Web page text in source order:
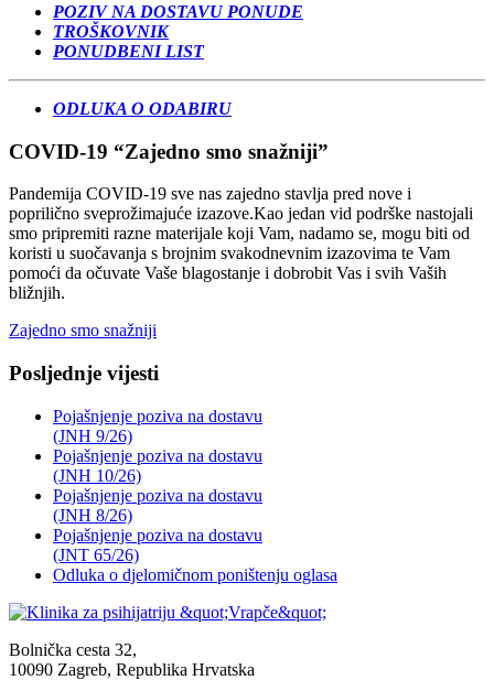
POZIV NA DOSTAVU PONUDE
TROŠKOVNIK
PONUDBENI LIST
ODLUKA O ODABIRU
COVID-19 “Zajedno smo snažniji”
Pandemija COVID-19 sve nas zajedno stavlja pred nove i
poprilično sveprožimajuće izazove.Kao jedan vid podrške nastojali
smo pripremiti razne materijale koji Vam, nadamo se, mogu biti od
koristi u suočavanja s brojnim svakodnevnim izazovima te Vam
pomoći da očuvate Vaše blagostanje i dobrobit Vas i svih Vaših
bližnjih.
Zajedno smo snažniji
Posljednje vijesti
Pojašnjenje poziva na dostavu
(JNH 9/26)
Pojašnjenje poziva na dostavu
(JNH 10/26)
Pojašnjenje poziva na dostavu
(JNH 8/26)
Pojašnjenje poziva na dostavu
(JNT 65/26)
Odluka o djelomičnom poništenju oglasa
Bolnička cesta 32,
10090 Zagreb, Republika Hrvatska